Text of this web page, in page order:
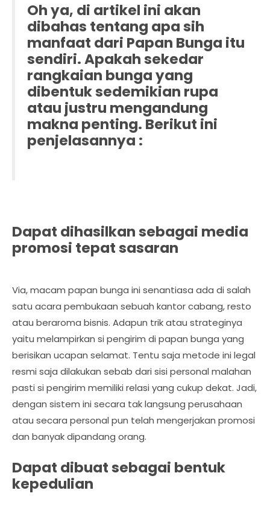
Oh ya, di artikel ini akan
dibahas tentang apa sih
manfaat dari Papan Bunga itu
sendiri. Apakah sekedar
rangkaian bunga yang
dibentuk sedemikian rupa
atau justru mengandung
makna penting. Berikut ini
penjelasannya :
Dapat dihasilkan sebagai media
promosi tepat sasaran
Via, macam papan bunga ini senantiasa ada di salah
satu acara pembukaan sebuah kantor cabang, resto
atau beraroma bisnis. Adapun trik atau strateginya
yaitu melampirkan si pengirim di papan bunga yang
berisikan ucapan selamat. Tentu saja metode ini legal
resmi saja dilakukan sebab dari sisi personal malahan
pasti si pengirim memiliki relasi yang cukup dekat. Jadi,
dengan sistem ini secara tak langsung perusahaan
atau secara personal pun telah mengerjakan promosi
dan banyak dipandang orang.
Dapat dibuat sebagai bentuk
kepedulian